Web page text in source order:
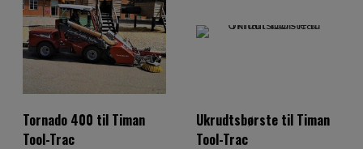
Tornado 400 til Timan
Tool-Trac
Ukrudtsbørste til Timan
Tool-Trac